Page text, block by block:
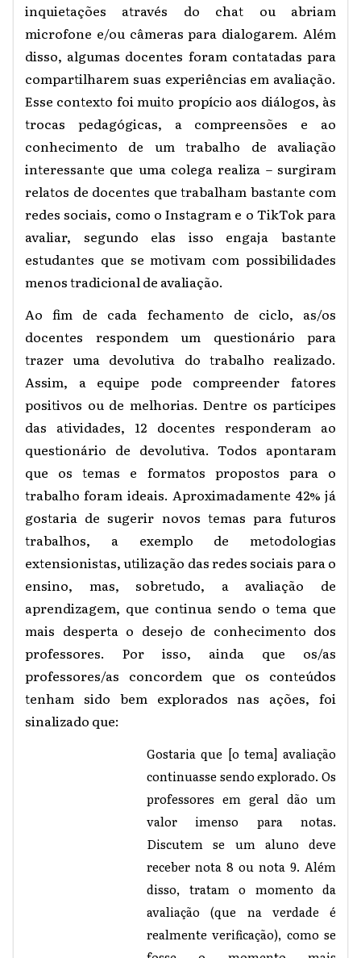
inquietações através do chat ou abriam
microfone e/ou câmeras para dialogarem. Além
disso, algumas docentes foram contatadas para
compartilharem suas experiências em avaliação.
Esse contexto foi muito propício aos diálogos, às
trocas pedagógicas, a compreensões e ao
conhecimento de um trabalho de avaliação
interessante que uma colega realiza – surgiram
relatos de docentes que trabalham bastante com
redes sociais, como o Instagram e o TikTok para
avaliar, segundo elas isso engaja bastante
estudantes que se motivam com possibilidades
menos tradicional de avaliação.
Ao fim de cada fechamento de ciclo, as/os
docentes respondem um questionário para
trazer uma devolutiva do trabalho realizado.
Assim, a equipe pode compreender fatores
positivos ou de melhorias. Dentre os partícipes
das atividades, 12 docentes responderam ao
questionário de devolutiva. Todos apontaram
que os temas e formatos propostos para o
trabalho foram ideais. Aproximadamente 42% já
gostaria de sugerir novos temas para futuros
trabalhos, a exemplo de metodologias
extensionistas, utilização das redes sociais para o
ensino, mas, sobretudo, a avaliação de
aprendizagem, que continua sendo o tema que
mais desperta o desejo de conhecimento dos
professores. Por isso, ainda que os/as
professores/as concordem que os conteúdos
tenham sido bem explorados nas ações, foi
sinalizado que:
Gostaria que [o tema] avaliação
continuasse sendo explorado. Os
professores em geral dão um
valor imenso para notas.
Discutem se um aluno deve
receber nota 8 ou nota 9. Além
disso, tratam o momento da
avaliação (que na verdade é
realmente verificação), como se